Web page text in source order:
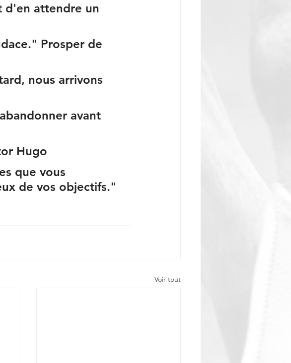
d'en attendre un
Prosper de
nous arrivons
avant
Hugo
que vous
de vos objectifs."
Voir tout